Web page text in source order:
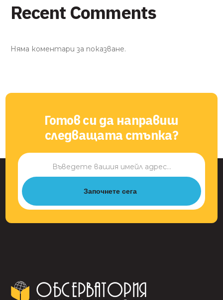
Recent Comments
Няма коментари за показване.
Готов си да направиш
следващата стъпка?
Започнете сега